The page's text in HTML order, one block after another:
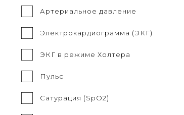
Артериальное давление
Электрокардиограмма (ЭКГ)
ЭКГ в режиме Холтера
Пульс
Сатурация (SpO2)